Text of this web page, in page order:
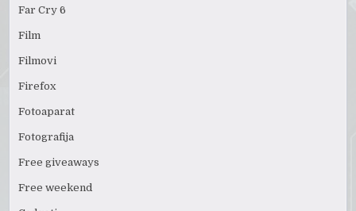
Far Cry 6
Film
Filmovi
Firefox
Fotoaparat
Fotografija
Free giveaways
Free weekend